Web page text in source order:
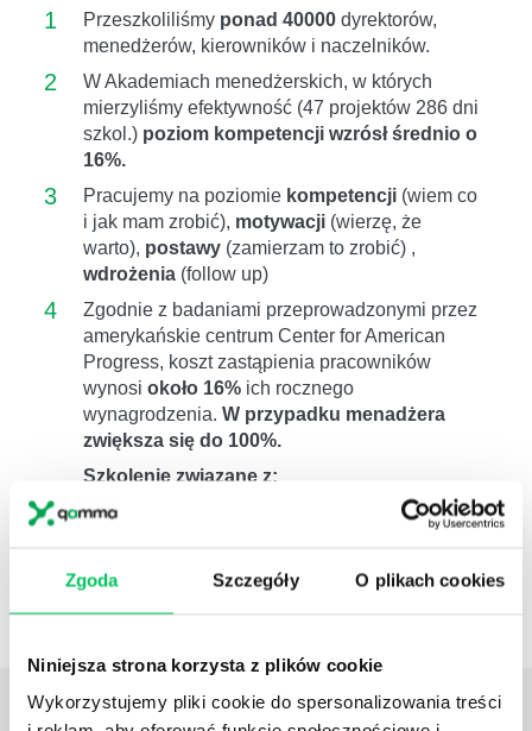
Zgoda Szczegóły O plikach cookies
Niniejsza strona korzysta z plików cookie
Wykorzystujemy pliki cookie do spersonalizowania treści
1 Przeszkoliliśmy ponad 40000 dyrektorów,
menedżerów, kierowników i naczelników.
2
W Akademiach menedżerskich, w których
mierzyliśmy efektywność (47 projektów 286 dni
szkol.) poziom kompetencji wzrósł średnio o
16%.
3 Pracujemy na poziomie kompetencji (wiem co
i jak mam zrobić), motywacji (wierzę, że
warto), postawy (zamierzam to zrobić) ,
wdrożenia (follow up)
4
Zgodnie z badaniami przeprowadzonymi przez
amerykańskie centrum Center for American
Progress, koszt zastąpienia pracowników
wynosi około 16% ich rocznego
wynagrodzenia. W przypadku menadżera
zwiększa się do 100%.
Szkolenie związane z:
Transport wodny rodzaje
OPINIEO SZKOLENIACH